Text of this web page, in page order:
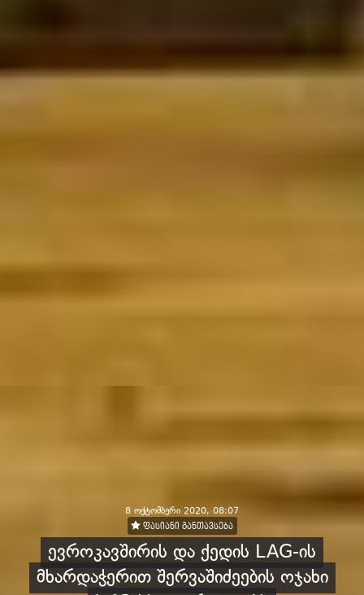
8 ოქტომბერი 2020, 08:07
ფასიანი განთავსება
ევროკავშირის და ქედის LAG-ის
მხარდაჭერით შერვაშიძეების ოჯახი